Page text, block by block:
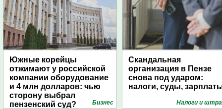
Южные корейцы
отжимают у российской
компании оборудование
и 4 млн долларов: чью
сторону выбрал
пензенский суд?
Бизнес
Скандальная
организация в Пензе
снова под ударом:
налоги, суды,
Налоги и